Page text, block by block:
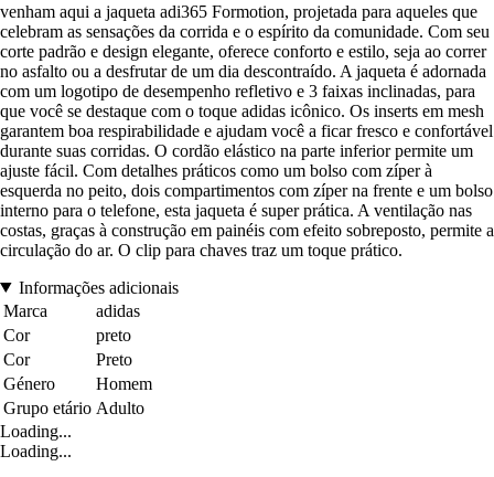
venham aqui a jaqueta adi365 Formotion, projetada para aqueles que
celebram as sensações da corrida e o espírito da comunidade. Com seu
corte padrão e design elegante, oferece conforto e estilo, seja ao correr
no asfalto ou a desfrutar de um dia descontraído. A jaqueta é adornada
com um logotipo de desempenho refletivo e 3 faixas inclinadas, para
que você se destaque com o toque adidas icônico. Os inserts em mesh
garantem boa respirabilidade e ajudam você a ficar fresco e confortável
durante suas corridas. O cordão elástico na parte inferior permite um
ajuste fácil. Com detalhes práticos como um bolso com zíper à
esquerda no peito, dois compartimentos com zíper na frente e um bolso
interno para o telefone, esta jaqueta é super prática. A ventilação nas
costas, graças à construção em painéis com efeito sobreposto, permite a
circulação do ar. O clip para chaves traz um toque prático.
Informações adicionais
Marca
adidas
Cor
preto
Cor
Preto
Género
Homem
Grupo etário Adulto
Loading...
Loading...